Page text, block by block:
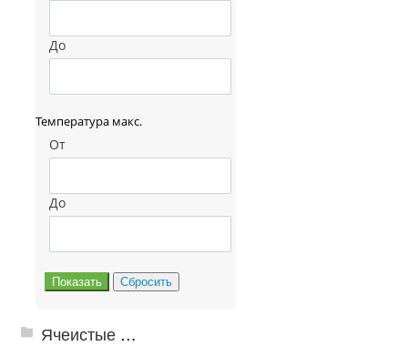
До
Температура макс.
От
До
Ячеистые грязезащитные покрытия